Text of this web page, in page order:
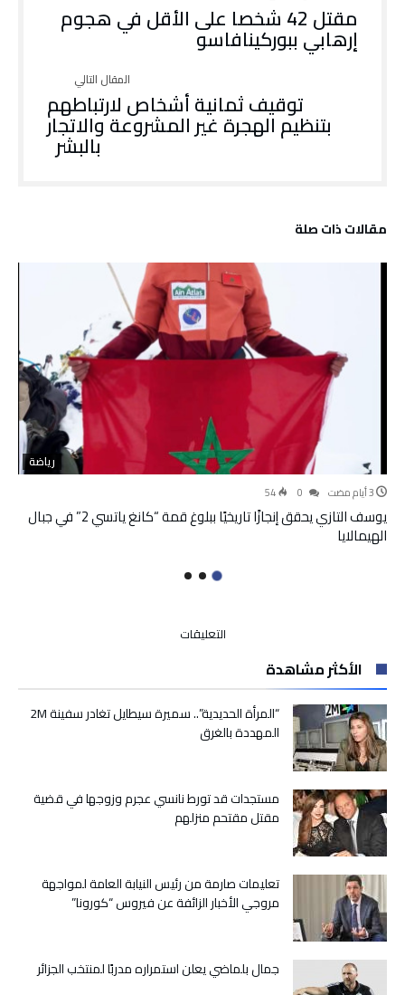
مقتل 42 شخصا على الأقل في هجوم
إرهابي ببوركينافاسو
توقيف ثمانية أشخاص لارتباطهم
بتنظيم الهجرة غير المشروعة والاتجار
بالبشر
‫مقالات ذات صلة‬
رياضة
54
يوسف التازي يحقق إنجازًا تاريخيًا ببلوغ قمة “كانغ ياتسي 2” في جبال
الهيمالايا
التعليقات
:
البوليزاريو
نظمت
الجزائرية
مغلقة
الأكثر مشاهدة
“المرأة الحديدية”.. سميرة سيطايل تغادر سفينة 2M
المهددة بالغرق
مستجدات قد تورط نانسي عجرم وزوجها في قضية
مقتل مقتحم منزلهم
تعليمات صارمة من رئيس النيابة العامة لمواجهة
مروجي الأخبار الزائفة عن فيروس “كورونا”
جمال بلماضي يعلن استمراره مدربًا لمنتخب الجزائر